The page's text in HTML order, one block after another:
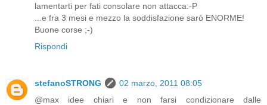
lamentarti per fati consolare non attacca:-P
...e fra 3 mesi e mezzo la soddisfazione sarò ENORME!
Buone corse ;-)
Rispondi
stefanoSTRONG
02 marzo, 2011 08:05
@max idee chiari e non farsi condizionare dalle